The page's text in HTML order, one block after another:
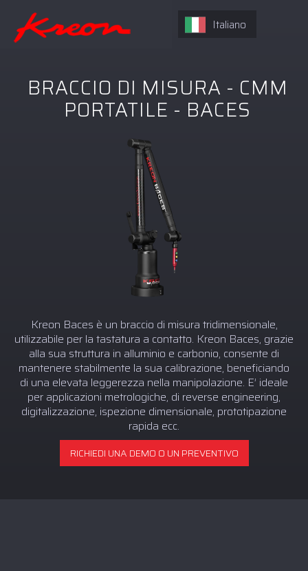
BRACCIO DI MISURA - CMM
PORTATILE - BACES
Kreon Baces è un braccio di misura tridimensionale,
utilizzabile per la tastatura a contatto. Kreon Baces, grazie
alla sua struttura in alluminio e carbonio, consente di
mantenere stabilmente la sua calibrazione, beneficiando
di una elevata leggerezza nella manipolazione. E’ ideale
per applicazioni metrologiche, di reverse engineering,
digitalizzazione, ispezione dimensionale, prototipazione
rapida ecc.
RICHIEDI UNA DEMO O UN PREVENTIVO
Italiano